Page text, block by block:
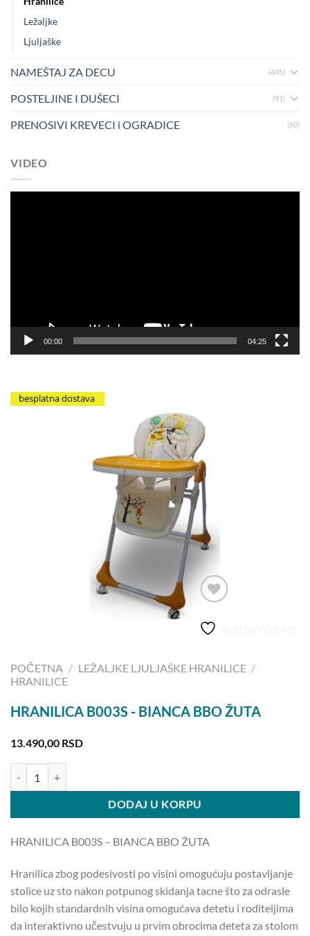
Ležaljke
Ljuljaške
NAMEŠTAJ ZA DECU (445)
POSTELJINE I DUŠECI (91)
PRENOSIVI KREVECI i OGRADICE (50)
VIDEO
00:00 04:25
besplatna dostava
POČETNA / LEŽALJKE LJULJAŠKE HRANILICE /
HRANILICE
HRANILICA B003S - BIANCA BBO ŽUTA
13.490,00 RSD
DODAJ U KORPU
HRANILICA B003S – BIANCA BBO ŽUTA
Hranilica zbog podesivosti po visini omogućuju postavljanje
stolice uz sto nakon potpunog skidanja tacne što za odrasle
bilo kojih standardnih visina omogućava detetu i roditeljima
da interaktivno učestvuju u prvim obrocima deteta za stolom